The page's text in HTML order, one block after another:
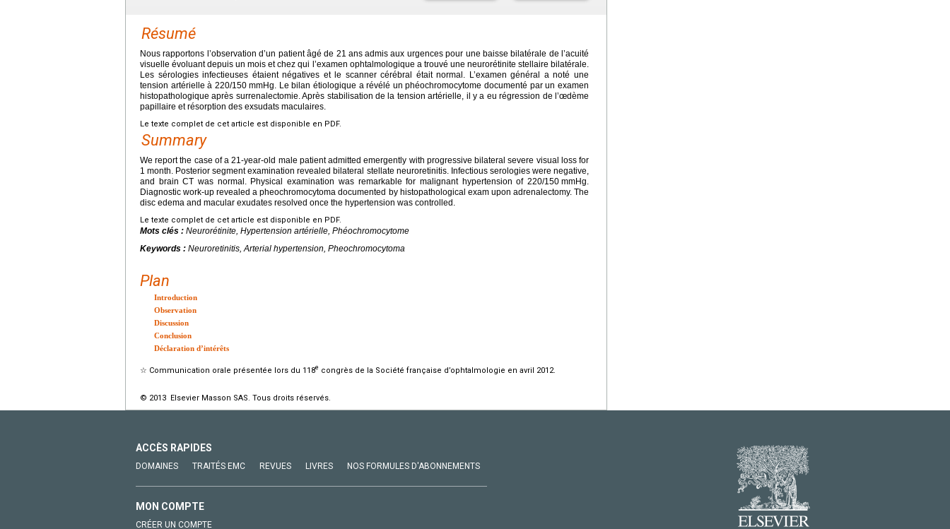
Résumé
Nous rapportons l’observation d’un patient âgé de 21 ans admis aux urgences pour une baisse bilatérale de l’acuité
visuelle évoluant depuis un mois et chez qui l’examen ophtalmologique a trouvé une neurorétinite stellaire bilatérale.
Les sérologies infectieuses étaient négatives et le scanner cérébral était normal. L’examen général a noté une
tension artérielle à 220/150 mmHg. Le bilan étiologique a révélé un phéochromocytome documenté par un examen
histopathologique après surrenalectomie. Après stabilisation de la tension artérielle, il y a eu régression de l’œdème
papillaire et résorption des exsudats maculaires.
Le texte complet de cet article est disponible en PDF.
Summary
We report the case of a 21-year-old male patient admitted emergently with progressive bilateral severe visual loss for
1 month. Posterior segment examination revealed bilateral stellate neuroretinitis. Infectious serologies were negative,
and brain CT was normal. Physical examination was remarkable for malignant hypertension of 220/150 mmHg.
Diagnostic work-up revealed a pheochromocytoma documented by histopathological exam upon adrenalectomy. The
disc edema and macular exudates resolved once the hypertension was controlled.
Le texte complet de cet article est disponible en PDF.
Mots clés : Neurorétinite, Hypertension artérielle, Phéochromocytome
Keywords : Neuroretinitis, Arterial hypertension, Pheochromocytoma
Plan
Introduction
Observation
Discussion
Conclusion
Déclaration d’intérêts
☆ Communication orale présentée lors du 118e congrès de la Société française d’ophtalmologie en avril 2012.
© 2013 Elsevier Masson SAS. Tous droits réservés.
ACCÈS RAPIDES
DOMAINES TRAITÉS EMC REVUES LIVRES NOS FORMULES D'ABONNEMENTS
MON COMPTE
CRÉER UN COMPTE